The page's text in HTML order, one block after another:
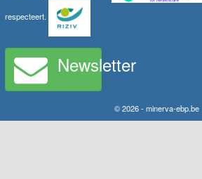
respecteert.
Newsletter
© 2026 - minerva-ebp.be